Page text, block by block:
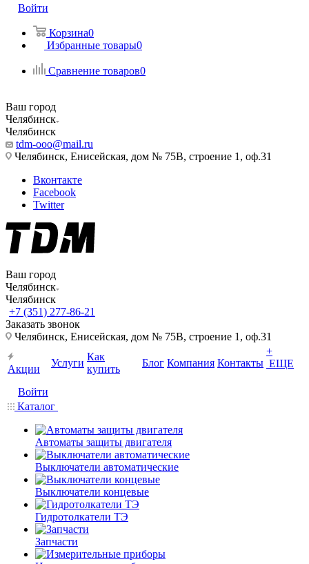
Войти
Корзина0
Избранные товары0
Сравнение товаров0
Ваш город
Челябинск
Челябинск
tdm-ooo@mail.ru
Челябинск, Енисейская, дом № 75В, строение 1, оф.31
Вконтакте
Facebook
Twitter
Ваш город
Челябинск
Челябинск
+7 (351) 277-86-21
Заказать звонок
Челябинск, Енисейская, дом № 75В, строение 1, оф.31
Акции
Услуги
Как
купить
Блог Компания Контакты
+
ЕЩЕ
Войти
Каталог
Автоматы защиты двигателя
Выключатели автоматические
Выключатели концевые
Гидротолкатели ТЭ
Запчасти